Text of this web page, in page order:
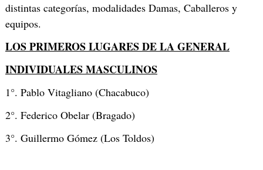
distintas categorías, modalidades Damas, Caballeros y
equipos.
LOS PRIMEROS LUGARES DE LA GENERAL
INDIVIDUALES MASCULINOS
1°. Pablo Vitagliano (Chacabuco)
2°. Federico Obelar (Bragado)
3°. Guillermo Gómez (Los Toldos)